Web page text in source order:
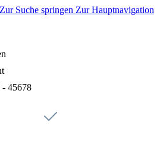
Zur Suche springen Zur Hauptnavigation
- 45678